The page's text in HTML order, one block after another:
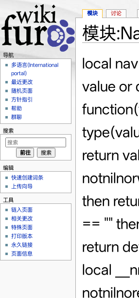
模块
local nav = {} local notnil = function(value, default) return value or default end local __nn = notnil local notnilnorempty = function(value, default) if value == nil then return default elseif type(value) == "string" and value == "" then return default else return value end end local __nne = notnilnorempty local notnilnorwhitespace = function(value, default) if value == nil then return default elseif type(value) == "string" then if value == "" then return value elseif mw.text.trim(value) == "" then return default else return value end else return value end end local __nnw = notnilnorwhitespace local notnilnoremptynorwhitespace = function(value, default) if value == nil then return default elseif type(value) == "string" and mw.text.trim(value) == "" then return default else return value end end local __nnew = notnilnoremptynorwhitespace local iif = function(condition, truevalue, falsevalue) if condition then return truevalue else return falsevalue end end --[[ 获取当前参数的序号，支持多个序号，且支持多种写法兼容。 pattern: 格式以正则表达式为基础，另增以下匹配符： % - 将自动替换成正则表达式的“(%d+)”，用以匹配这个位置上的序号。 %% - 将自动替换成正则表达式的“%”，用作正则表达式中“%”字符的转义。 返回： 【所有序
模块 讨论
导航
多语言(International
portal)
最近更改
随机页面
方针指引
帮助
群聊
搜索
编辑
快速创建词条
上传向导
工具
链入页面
相关更改
特殊页面
打印版本
永久链接
页面信息